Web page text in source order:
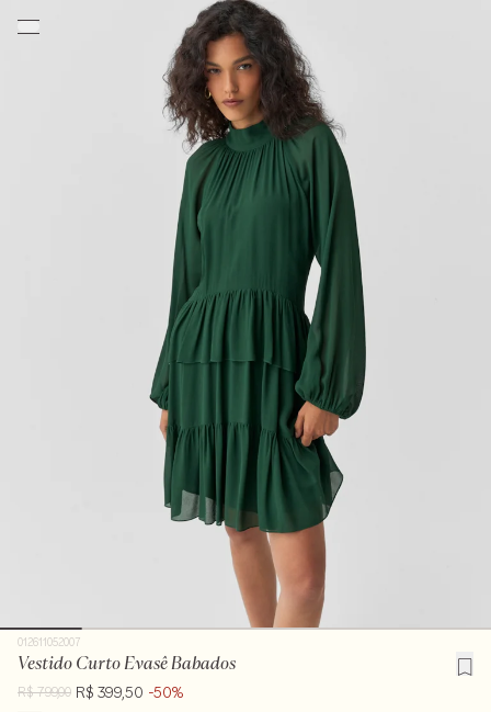
012611052007
Vestido Curto Evasê Babados
R$ 799,00 R$ 399,50 -50%